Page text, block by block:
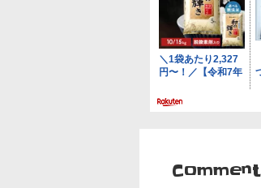
ョ
ン
Comment